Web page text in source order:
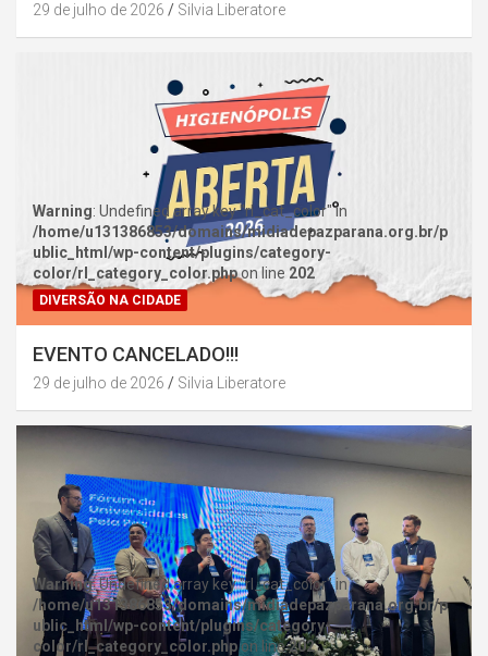
29 de julho de 2026 Silvia Liberatore
Warning: Undefined array key "rl_cat_color" in
/home/u131386853/domains/midiadepazparana.org.br/p
ublic_html/wp-content/plugins/category-
color/rl_category_color.phpon line 202
DIVERSÃO NA CIDADE
EVENTO CANCELADO!!!
29 de julho de 2026 Silvia Liberatore
Warning: Undefined array key "rl_cat_color" in
/home/u131386853/domains/midiadepazparana.org.br/p
ublic_html/wp-content/plugins/category-
color/rl_category_color.phpon line202